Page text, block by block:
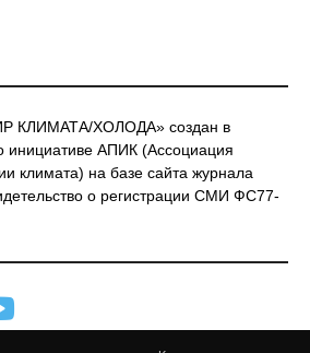
КЛИМАТА/ХОЛОДА» создан в
инициативе АПИК (Ассоциация
климата) на базе сайта журнала
о регистрации СМИ ФС77-